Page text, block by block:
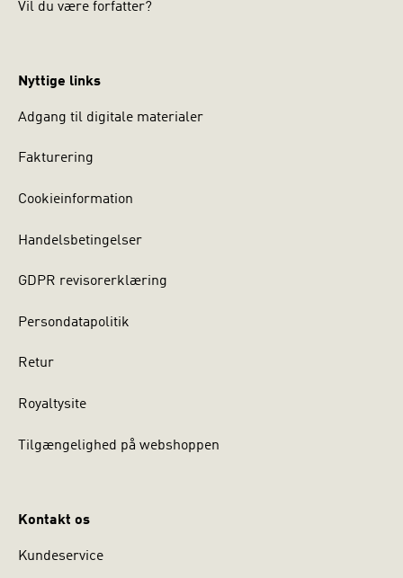
Vil du være forfatter?
Nyttige links
Adgang til digitale materialer
Fakturering
Cookieinformation
Handelsbetingelser
GDPR revisorerklæring
Persondatapolitik
Retur
Royaltysite
Tilgængelighed på webshoppen
Kontakt os
Kundeservice